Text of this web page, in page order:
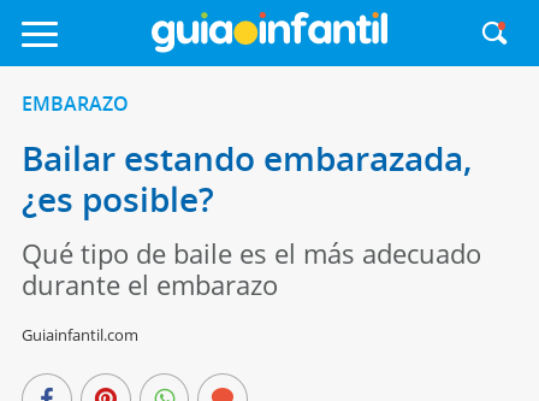
EMBARAZO
Bailar estando embarazada,
¿es posible?
Qué tipo de baile es el más adecuado
durante el embarazo
Guiainfantil.com